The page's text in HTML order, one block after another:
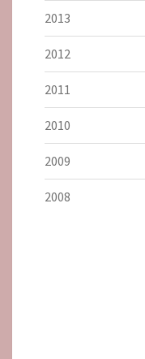
2013
2012
2011
2010
2009
2008